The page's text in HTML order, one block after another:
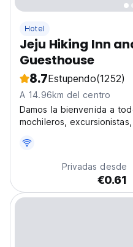
Hotel
Jeju Hiking Inn
Guesthouse
8.7Estupendo(1252)
A 14.96km del centro
Damos la bienvenida a
mochileros,
Privadas desde
€0.61